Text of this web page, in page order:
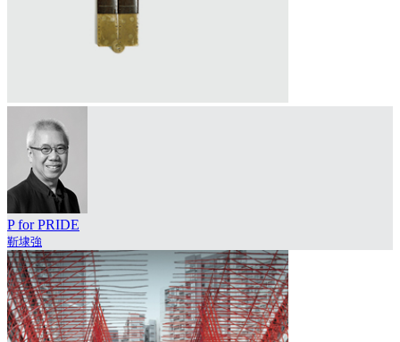
P for PRIDE
靳埭強